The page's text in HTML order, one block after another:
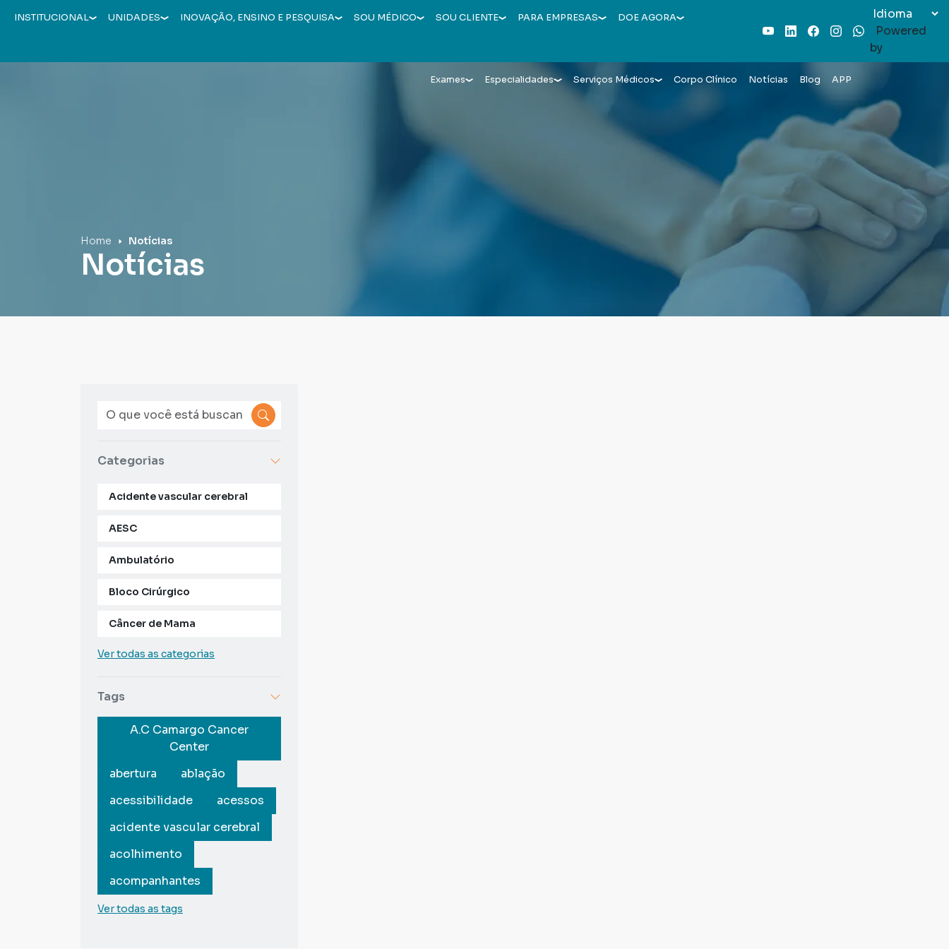
INSTITUCIONAL UNIDADES INOVAÇÃO, ENSINO E PESQUISA SOU MÉDICO SOU CLIENTE PARA EMPRESAS
DOE AGORA
YoutubeLinkedInFacebook
InstagramWhatsAppPowered
by
Exames Especialidades Serviços Médicos Corpo Clínico Notícias Blog APP
Home Notícias
Notícias
Categorias
Acidente vascular cerebral
AESC
Ambulatório
Bloco Cirúrgico
Câncer de Mama
Ver todas as categorias
Tags
A.C Camargo Cancer
Center
abertura
ablação
acessibilidade
acessos
acidente vascular cerebral
acolhimento
acompanhantes
Ver todas as tags